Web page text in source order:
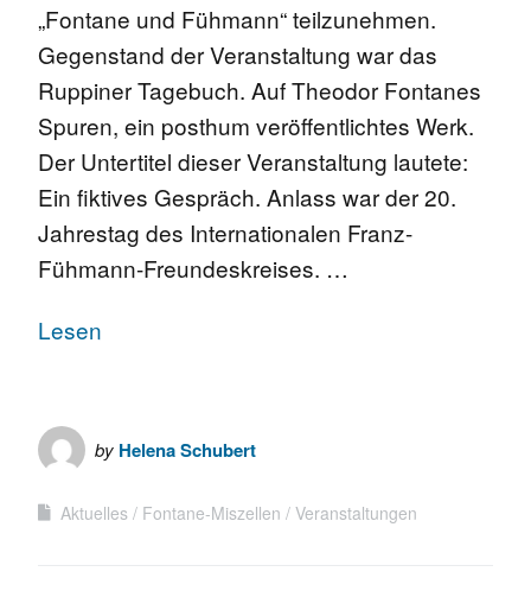
„Fontane und Fühmann“ teilzunehmen.
Gegenstand der Veranstaltung war das
Ruppiner Tagebuch. Auf Theodor Fontanes
Spuren, ein posthum veröffentlichtes Werk.
Der Untertitel dieser Veranstaltung lautete:
Ein fiktives Gespräch. Anlass war der 20.
Jahrestag des Internationalen Franz-
Fühmann-Freundeskreises. …
Lesen
by Helena Schubert
Aktuelles Fontane-Miszellen Veranstaltungen